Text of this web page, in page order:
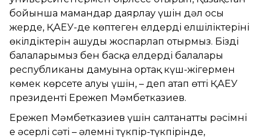
бойынша мамандар даярлау үшін дәл осы
жерде, ҚАЕУ-де көптеген елдердің елшіліктерінің
өкілдіктерін ашуды жоспарлап отырмыз. Біздің
балаларымыз бен басқа елдердің балалары
республиканың дамуына ортақ күш-жігермен
көмек көрсете алуы үшін, – деп атап өтті ҚАЕУ
президенті Ережеп Мәмбетказиев.
Ережеп Мәмбетказиев үшін салтанатты рәсімнің
ең әсерлі сәті – әлемнің түкпір-түкпірінде,